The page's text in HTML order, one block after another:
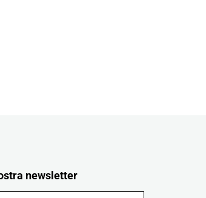
newsletter